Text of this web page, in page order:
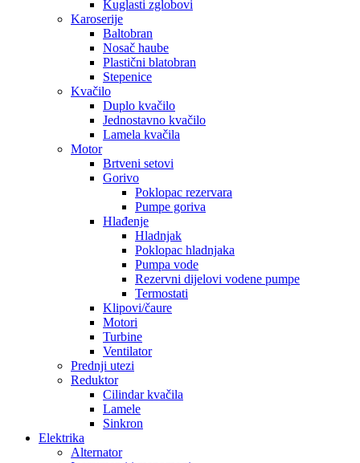
Kuglasti zglobovi
Karoserije
Baltobran
Nosač haube
Plastični blatobran
Stepenice
Kvačilo
Duplo kvačilo
Jednostavno kvačilo
Lamela kvačila
Motor
Brtveni setovi
Gorivo
Poklopac rezervara
Pumpe goriva
Hlađenje
Hladnjak
Poklopac hladnjaka
Pumpa vode
Rezervni dijelovi vodene pumpe
Termostati
Klipovi/čaure
Motori
Turbine
Ventilator
Prednji utezi
Reduktor
Cilindar kvačila
Lamele
Sinkron
Elektrika
Alternator